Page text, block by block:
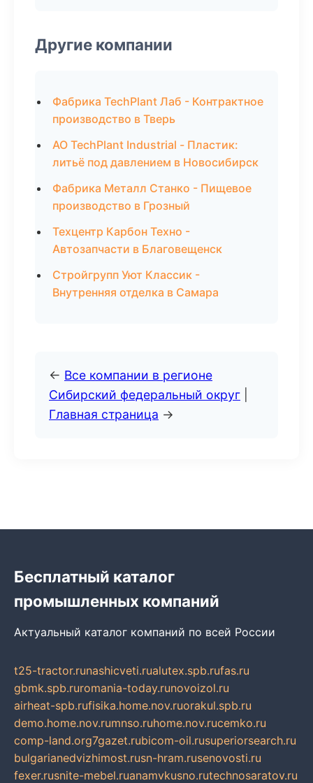
Другие компании
Фабрика TechPlant Лаб - Контрактное
производство в Тверь
АО TechPlant Industrial - Пластик:
литьё под давлением в Новосибирск
Фабрика Металл Станко - Пищевое
производство в Грозный
Техцентр Карбон Техно -
Автозапчасти в Благовещенск
Стройгрупп Уют Классик -
Внутренняя отделка в Самара
← Все компании в регионе
Сибирский федеральный округ
Главная страница →
Бесплатный каталог
промышленных компаний
Актуальный каталог компаний по всей России
t25-tractor.runashicveti.rualutex.spb.rufas.ru
gbmk.spb.ruromania-today.runovoizol.ru
airheat-spb.rufisika.home.nov.ruorakul.spb.ru
demo.home.nov.rumnso.ruhome.nov.rucemko.ru
comp-land.org7gazet.rubicom-oil.rusuperiorsearch.ru
bulgarianedvizhimost.rusn-hram.rusenovosti.ru
fexer.rusnite-mebel.ruanamvkusno.rutechnosaratov.ru